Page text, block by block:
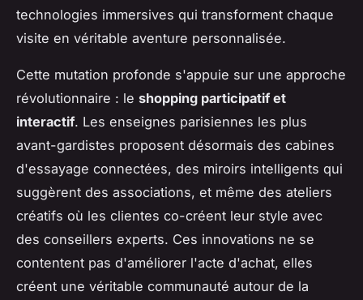
technologies immersives qui transforment chaque
visite en véritable aventure personnalisée.
Cette mutation profonde s'appuie sur une approche
révolutionnaire : le shopping participatif et
interactif. Les enseignes parisiennes les plus
avant-gardistes proposent désormais des cabines
d'essayage connectées, des miroirs intelligents qui
suggèrent des associations, et même des ateliers
créatifs où les clientes co-créent leur style avec
des conseillers experts. Ces innovations ne se
contentent pas d'améliorer l'acte d'achat, elles
créent une véritable communauté autour de la